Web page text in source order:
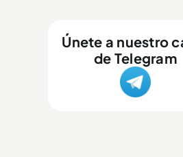
Únete a nuestro
de Telegram